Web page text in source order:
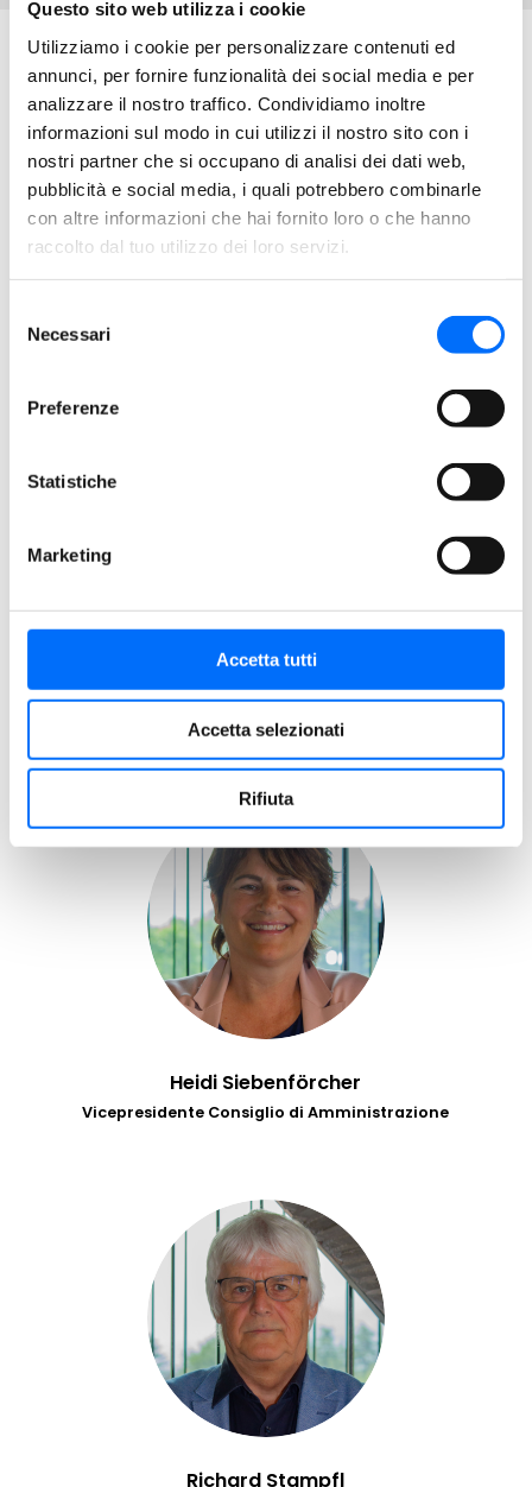
Questo sito web utilizza i cookie
Utilizziamo i cookie per personalizzare contenuti ed
annunci, per fornire funzionalità dei social media e per
analizzare il nostro traffico. Condividiamo inoltre
informazioni sul modo in cui utilizzi il nostro sito con i
nostri partner che si occupano di analisi dei dati web,
pubblicità e social media, i quali potrebbero combinarle
con altre informazioni che hai fornito loro o che hanno
raccolto dal tuo utilizzo dei loro servizi.
delNecessari
Preferenze
Statistiche
Marketing
Accetta tutti
Accetta selezionati
Rifiuta
Il nostro team
Consiglio di Amministrazione Collegio Sindacale
Direzione e Amministrazione Servizi
Servizio clienti CED
Giorgio Balzarini
Heidi Siebenförcher
Vicepresidente Consiglio di Amministrazione
Richard Stampfl